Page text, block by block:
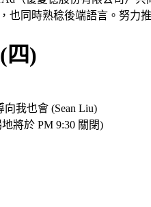
也同時熟稔後端語言。努力
四)
向我也會 (Sean Liu)
將於 PM 9:30 關閉)